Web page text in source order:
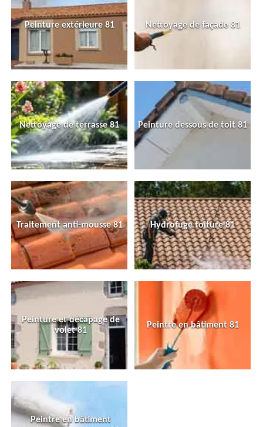
Peinture extérieure 81 Nettoyage de façade 81
Nettoyage de terrasse 81 Peinture dessous de toit 81
Traitement anti-mousse 81 Hydrofuge toiture 81
Peinture et décapage de
volet 81
Peintre en bâtiment 81
Peintre en bâtiment